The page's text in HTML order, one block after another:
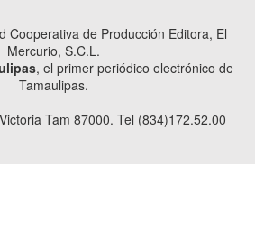
Cooperativa de Producción Editora, El
Mercurio, S.C.L.
, el primer periódico electrónico de
Tamaulipas.
Tam 87000. Tel (834)172.52.00